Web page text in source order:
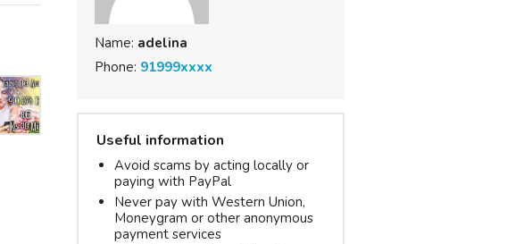
Name: adelina
Phone: 91999xxxx
Useful information
Avoid scams by acting locally or
paying with PayPal
Never pay with Western Union,
Moneygram or other anonymous
payment services